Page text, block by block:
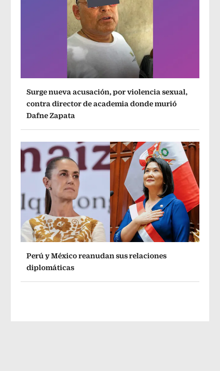
Surge nueva acusación, por violencia sexual,
contra director de academia donde murió
Dafne Zapata
Perú y México reanudan sus relaciones
diplomáticas